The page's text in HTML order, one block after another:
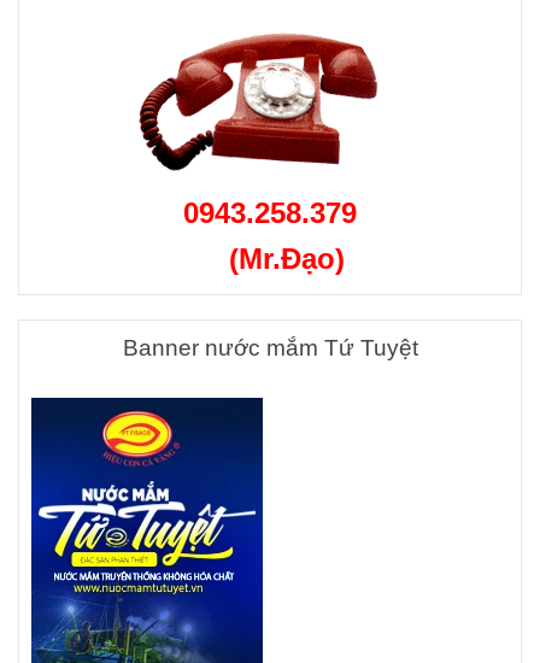
0943.258.379
(Mr.Đạo)
Banner nước mắm Tứ Tuyệt